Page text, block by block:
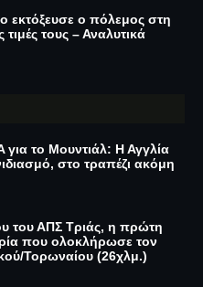
εκτόξευσε ο πόλεμος στη
τους – Αναλυτικά
για το Μουντιάλ: Η Αγγλία
στο τραπέζι ακόμη
του ΑΠΣ Τριάς, η πρώτη
που ολοκλήρωσε τον
Τορωναίου (26χλμ.)